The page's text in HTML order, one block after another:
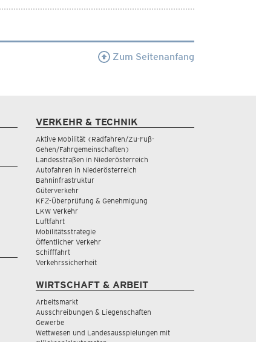
Zum Seitenanfang
VERKEHR & TECHNIK
Aktive Mobilität (Radfahren/Zu-Fuß-
Gehen/Fahrgemeinschaften)
Landesstraßen in Niederösterreich
Autofahren in Niederösterreich
Bahninfrastruktur
Güterverkehr
KFZ-Überprüfung & Genehmigung
LKW Verkehr
Luftfahrt
Mobilitätsstrategie
Öffentlicher Verkehr
Schifffahrt
Verkehrssicherheit
WIRTSCHAFT & ARBEIT
Arbeitsmarkt
Ausschreibungen & Liegenschaften
Gewerbe
Wettwesen und Landesausspielungen mit